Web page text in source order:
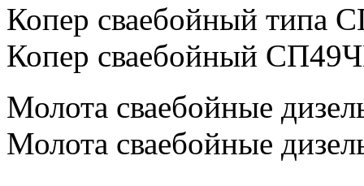
Копер сваебойный типа
Копер сваебойный
Молота сваебойные
Молота сваебойные